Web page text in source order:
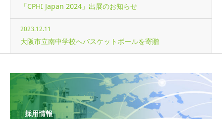
「CPHI Japan 2024」出展のお知らせ
2023.12.11
大阪市立南中学校へバスケットボールを寄贈
採用情報